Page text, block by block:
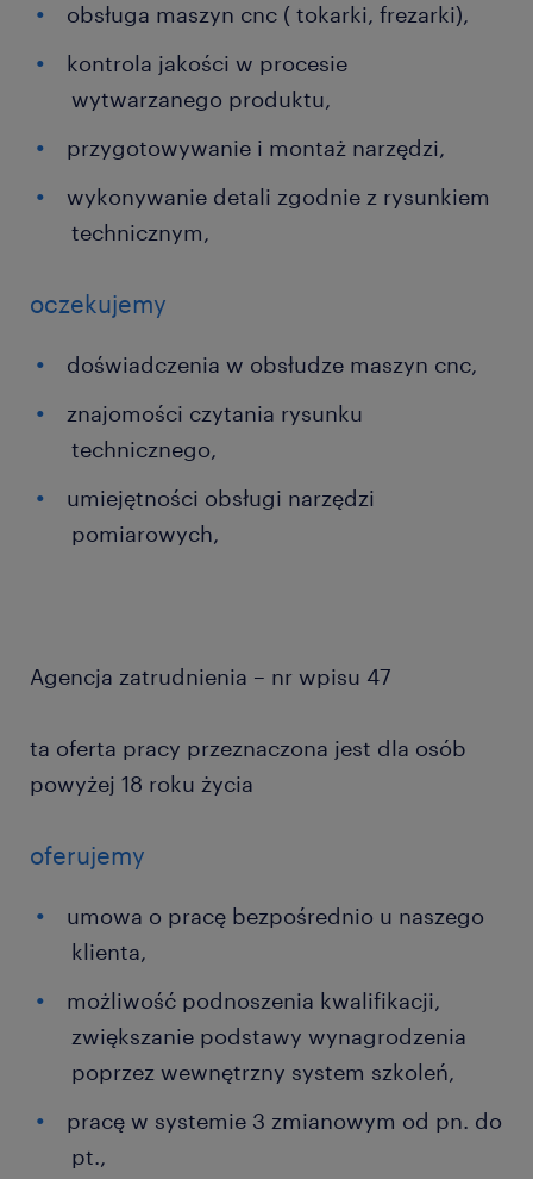
obsługa maszyn cnc ( tokarki, frezarki),
kontrola jakości w procesie
wytwarzanego produktu,
przygotowywanie i montaż narzędzi,
wykonywanie detali zgodnie z rysunkiem
technicznym,
oczekujemy
doświadczenia w obsłudze maszyn cnc,
znajomości czytania rysunku
technicznego,
umiejętności obsługi narzędzi
pomiarowych,
Agencja zatrudnienia – nr wpisu 47
ta oferta pracy przeznaczona jest dla osób
powyżej 18 roku życia
oferujemy
umowa o pracę bezpośrednio u naszego
klienta,
możliwość podnoszenia kwalifikacji,
zwiększanie podstawy wynagrodzenia
poprzez wewnętrzny system szkoleń,
pracę w systemie 3 zmianowym od pn. do
pt.,